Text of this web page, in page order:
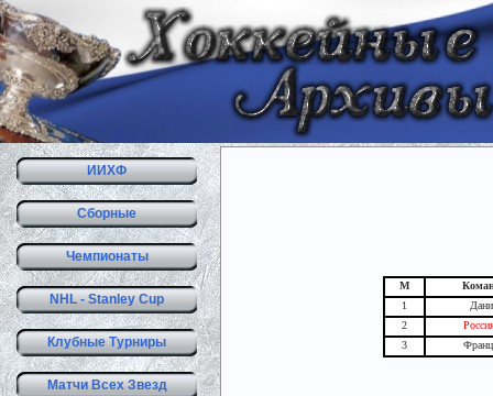
ИИХФ
Сборные
Чемпионаты
NHL - Stanley Cup
Клубные Турниры
Матчи Всех Звезд
М
1
2
3